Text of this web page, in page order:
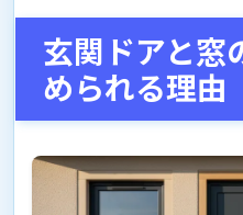
玄関ドアと窓
められる理由